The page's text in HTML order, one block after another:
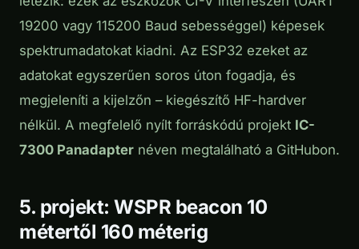
19200 vagy 115200 Baud sebességgel) képesek
spektrumadatokat kiadni. Az ESP32 ezeket az
adatokat egyszerűen soros úton fogadja, és
megjeleníti a kijelzőn – kiegészítő HF-hardver
nélkül. A megfelelő nyílt forráskódú projekt IC-
7300 Panadapter néven megtalálható a GitHubon.
5. projekt: WSPR beacon 10
métertől 160 méterig